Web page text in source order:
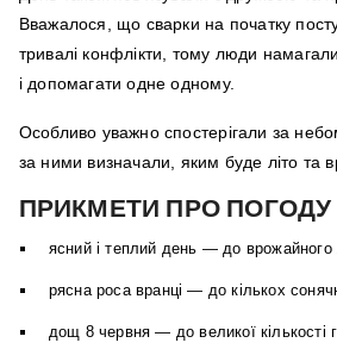
Вважалося, що сварки на початку
тривалі конфлікти, тому люди
і допомагати одне одному.
Особливо уважно спостерігали за
за ними визначали, яким буде літо та
ПРИКМЕТИ ПРО ПОГОДУ
ясний і теплий день — до врожайного
рясна роса вранці — до кількох
дощ 8 червня — до великої кількості